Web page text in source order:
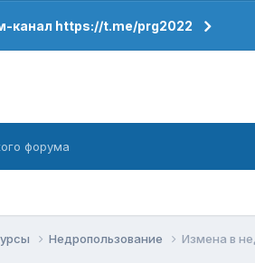
канал https://t.me/prg2022
форума
Недропользование Измена в